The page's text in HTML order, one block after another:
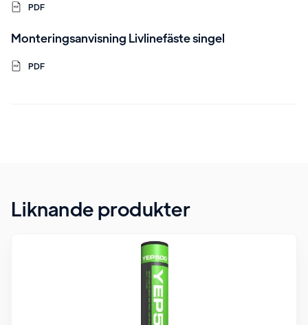
PDF
Monteringsanvisning Livlinefäste singel
PDF
Liknande produkter